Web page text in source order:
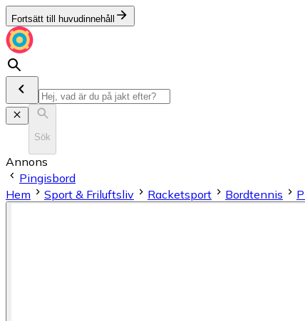
Fortsätt till huvudinnehåll
Sök
Annons
Pingisbord
Hem
Sport & Friluftsliv Racketsport Bordtennis